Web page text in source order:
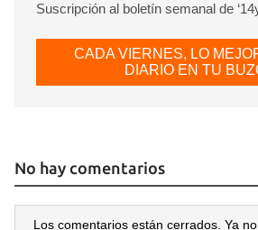
Suscripción al boletín semanal de
CADA VIERNES, LO
DIARIO EN TU
No hay comentarios
Los comentarios están cerrados. Ya